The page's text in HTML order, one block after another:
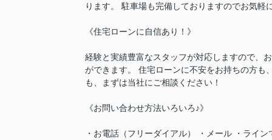
ります。 駐車場も完備しておりますのでお気軽
《住宅ローンに自信あり！》
経験と実績豊富なスタッフが対応しますので、
ができます。 住宅ローンに不安をお持ちの方も
も、まずは当社にご相談ください！
《お問い合わせ方法いろいろ♪》
・お電話（フリーダイアル） ・メール ・ライ